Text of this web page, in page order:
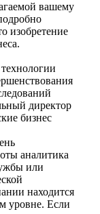
вашему
изобретение
директор
бизнес
аналитика
или
находится
уровне. Если